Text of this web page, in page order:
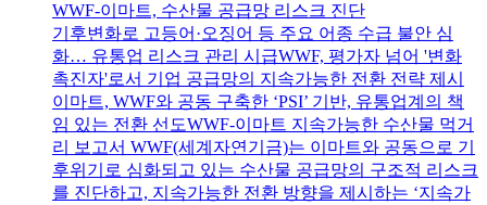
WWF-이마트, 수산물 공급망 리스크 진단
기후변화로 고등어·오징어 등 주요 어종 수급 불안 심
화… 유통업 리스크 관리 시급WWF, 평가자 넘어 '변화
촉진자'로서 기업 공급망의 지속가능한 전환 전략 제시
이마트, WWF와 공동 구축한 ‘PSI’ 기반, 유통업계의 책
임 있는 전환 선도WWF-이마트 지속가능한 수산물 먹거
리 보고서 WWF(세계자연기금)는 이마트와 공동으로 기
후위기로 심화되고 있는 수산물 공급망의 구조적 리스크
를 진단하고, 지속가능한 전환 방향을 제시하는 ‘지속가